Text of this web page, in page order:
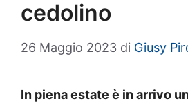
cedolino
26 Maggio 2023 di Giusy
In piena estate è in arrivo